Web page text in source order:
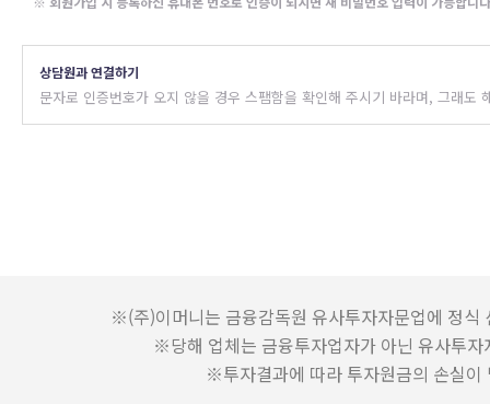
상담원과 연결하기
문자로 인증번호가 오지 않을 경우 스팸함을 확인해 주시기 바라며, 그래도
※(주)이머니는 금융감독원 유사투자자문업에 정식
※당해 업체는 금융투자업자가 아닌 유사투
※투자결과에 따라 투자원금의 손실이